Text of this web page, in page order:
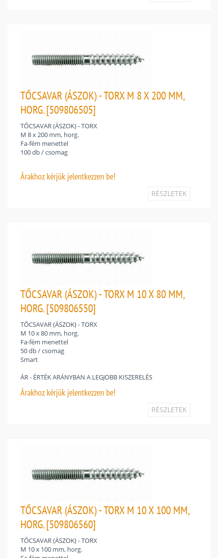
TŐCSAVAR (ÁSZOK) - TORX M 8 X 200 MM,
HORG. [509806505]
TŐCSAVAR (ÁSZOK) - TORX
M 8 x 200 mm, horg.
Fa-fém menettel
100 db / csomag
Árakhoz kérjük jelentkezzen be!
RÉSZLETEK
TŐCSAVAR (ÁSZOK) - TORX M 10 X 80 MM,
HORG. [509806550]
TŐCSAVAR (ÁSZOK) - TORX
M 10 x 80 mm, horg.
Fa-fém menettel
50 db / csomag
Smart
ÁR - ÉRTÉK ARÁNYBAN A LEGJOBB KISZERELÉS
Árakhoz kérjük jelentkezzen be!
RÉSZLETEK
TŐCSAVAR (ÁSZOK) - TORX M 10 X 100 MM,
HORG. [509806560]
TŐCSAVAR (ÁSZOK) - TORX
M 10 x 100 mm, horg.